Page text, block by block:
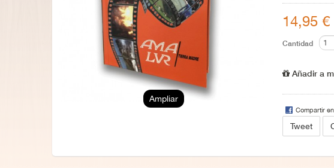
Ampliar
14,95 €
Cantidad
Añadir a
Compartir
Tweet